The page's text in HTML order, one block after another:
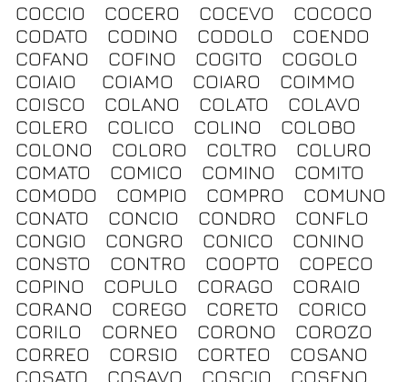
COCCIO
COCERO COCEVO
COCOCO
CODATO
CODINO CODOLO
COENDO
COFANO
COFINO COGITO
COGOLO
COIAIO
COIAMO COIARO
COIMMO
COISCO
COLANO COLATO
COLAVO
COLERO
COLICO COLINO
COLOBO
COLONO
COLORO COLTRO
COLURO
COMATO
COMICO COMINO
COMITO
COMODO
COMPIO COMPRO
COMUNO
CONATO
CONCIO CONDRO
CONFLO
CONGIO
CONGRO CONICO
CONINO
CONSTO
CONTRO COOPTO
COPECO
COPINO
COPULO CORAGO
CORAIO
CORANO
COREGO CORETO
CORICO
CORILO
CORNEO CORONO
COROZO
CORREO
CORSIO CORTEO
COSANO
COSATO
COSAVO COSCIO
COSENO